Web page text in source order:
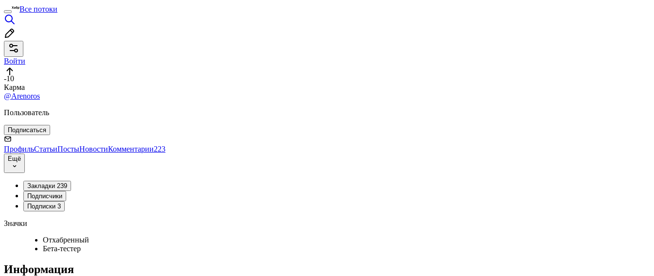
Все потоки
Войти
-10
Карма
@Arenoros
Пользователь
Подписаться
ПрофильСтатьиПостыНовостиКомментарии223
Ещё
Закладки 239
Подписчики
Подписки 3
Значки
Отхабренный
Бета-тестер
Информация